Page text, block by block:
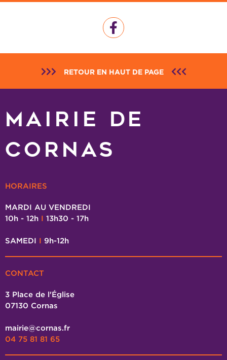
RETOUR EN HAUT DE PAGE
MAIRIE DE
CORNAS
HORAIRES
MARDI AU VENDREDI
10h - 12h I 13h30 - 17h
SAMEDI I 9h-12h
CONTACT
3 Place de l'Église
07130 Cornas
mairie@cornas.fr
04 75 81 81 65